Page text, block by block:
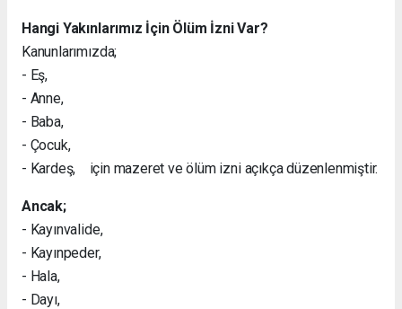
Hangi Yakınlarımız İçin Ölüm İzni Var?
Kanunlarımızda;
- Eş,
- Anne,
- Baba,
- Çocuk,
- Kardeş, için mazeret ve ölüm izni açıkça düzenlenmiştir.
Ancak;
- Kayınvalide,
- Kayınpeder,
- Hala,
- Dayı,